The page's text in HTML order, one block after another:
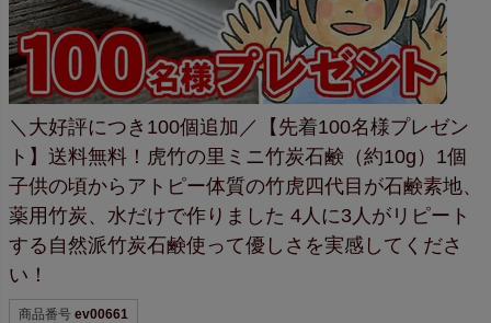
＼大好評につき100個追加／
【先着100名様プレゼン
ト】送料無料！ 虎竹の里ミニ竹炭石鹸（約10g）1個
子供の頃からアトピー体質の竹虎四代目が石鹸素地、
薬用竹炭、水だけで作りました 4人に3人がリピート
する自然派竹炭石鹸使って優しさを実感してくださ
い！
商品番号 ev00661